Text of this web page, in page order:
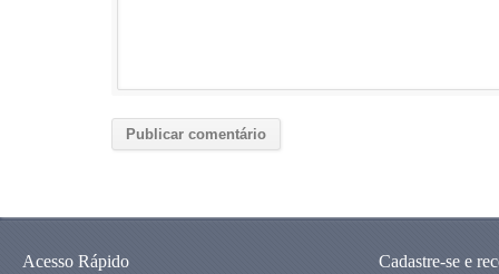
Acesso Rápido Cadastre-se e